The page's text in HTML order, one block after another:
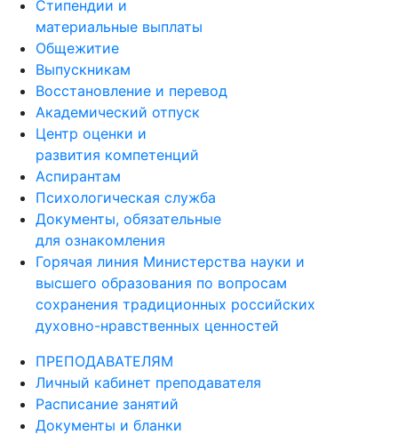
Стипендии и
материальные выплаты
Общежитие
Выпускникам
Восстановление и перевод
Академический отпуск
Центр оценки и
развития компетенций
Аспирантам
Психологическая служба
Документы, обязательные
для ознакомления
Горячая линия Министерства науки и
высшего образования по вопросам
сохранения традиционных российских
духовно-нравственных ценностей
ПРЕПОДАВАТЕЛЯМ
Личный кабинет преподавателя
Расписание занятий
Документы и бланки